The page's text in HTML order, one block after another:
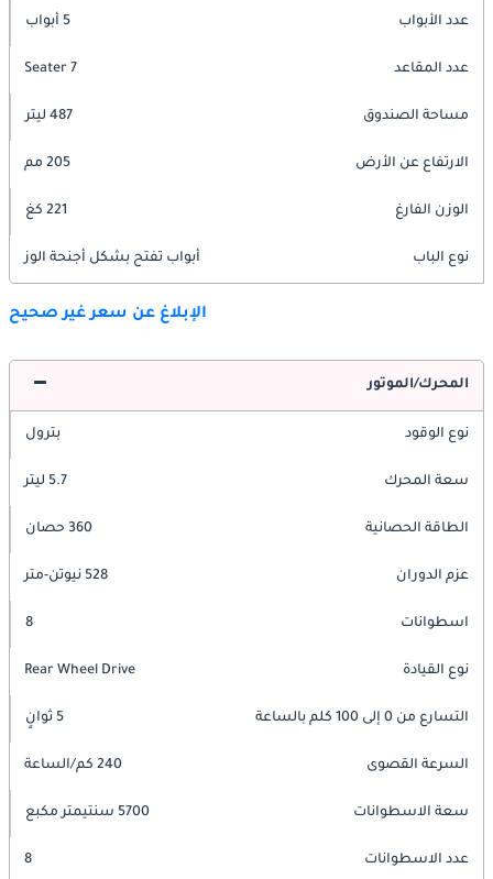
عدد الأبواب 5 أبواب
عدد المقاعد 7 Seater
مساحة الصندوق 487 ليتر
الارتفاع عن الأرض 205 مم
الوزن الفارغ 221 كغ
نوع الباب أبواب تفتح بشكل أجنحة الوز
الإبلاغ عن سعر غير صحيح
المحرك/الموتور
نوع الوقود بترول
سعة المحرك 5.7 ليتر
الطاقة الحصانية 360 حصان
عزم الدوران 528 نيوتن-متر
اسطوانات 8
نوع القيادة Rear Wheel Drive
التسارع من 0 إلى 100 كلم بالساعة 5 ثوانٍ
السرعة القصوى 240 كم/الساعة
سعة الاسطوانات 5700 سنتيمتر مكبع
عدد الاسطوانات 8